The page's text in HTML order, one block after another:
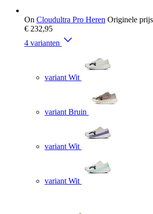
On Cloudultra Pro Heren Originele prijs
€ 232,95
4 varianten
variant Wit
variant Bruin
variant Wit
variant Wit